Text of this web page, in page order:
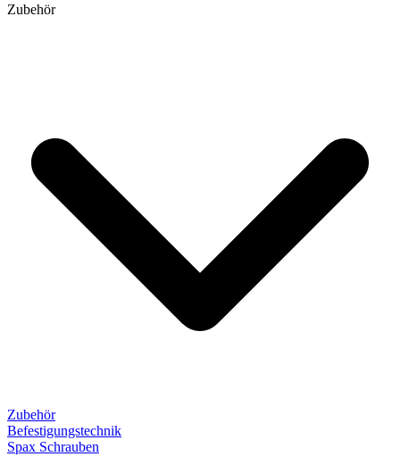
Zubehör
Zubehör
Befestigungstechnik
Spax Schrauben